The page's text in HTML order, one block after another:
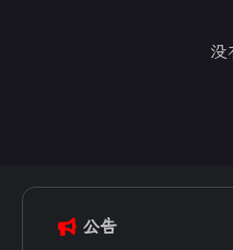
没
公告